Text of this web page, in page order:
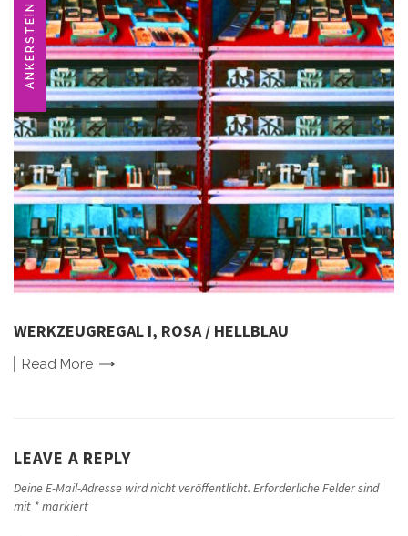
ANKERSTEIN
WERKZEUGREGAL I, ROSA / HELLBLAU
Read More
LEAVE A REPLY
Deine E-Mail-Adresse wird nicht veröffentlicht. Erforderliche Felder sind
mit *markiert